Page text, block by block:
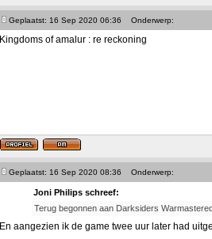
Geplaatst: 16 Sep 2020 06:36 Onderwerp:
Kingdoms of amalur : re reckoning
Geplaatst: 16 Sep 2020 08:36
Onderwerp:
Joni Philips schreef:
Terug begonnen aan Darksiders
En aangezien ik de game twee uur later had